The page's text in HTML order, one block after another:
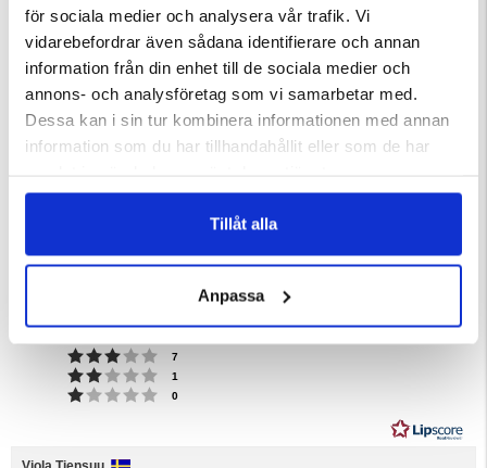
för sociala medier och analysera vår trafik. Vi
vidarebefordrar även sådana identifierare och annan
information från din enhet till de sociala medier och
annons- och analysföretag som vi samarbetar med.
Dessa kan i sin tur kombinera informationen med annan
information som du har tillhandahållit eller som de har
Tillåt alla
Anpassa
129 kr
Betyg:
4.6 utav 5 stjärnor
ULTRALÄTT MJUKSKAL
13 999 kr
Betyg: 3 utav 5 stjärnor
7
Betyg: 2 utav 5 stjärnor
1
Betyg: 1 utav 5 stjärnor
0
4.2
4.2
5
stjärnor
Baserat på 30 betyg och
Liten Stor
Baserat